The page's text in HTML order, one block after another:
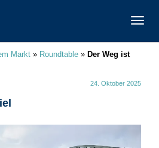
Markt » Roundtable » Der Weg ist
24. Oktober 2025